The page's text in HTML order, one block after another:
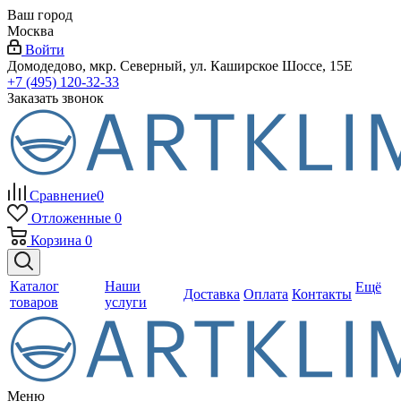
Ваш город
Москва
Войти
Домодедово, мкр. Северный, ул. Каширское Шоссе, 15Е
+7 (495) 120-32-33
Заказать звонок
Сравнение0
Отложенные 0
Корзина 0
Каталог
товаров
Наши
услуги
Доставка Оплата Контакты Ещё
Меню